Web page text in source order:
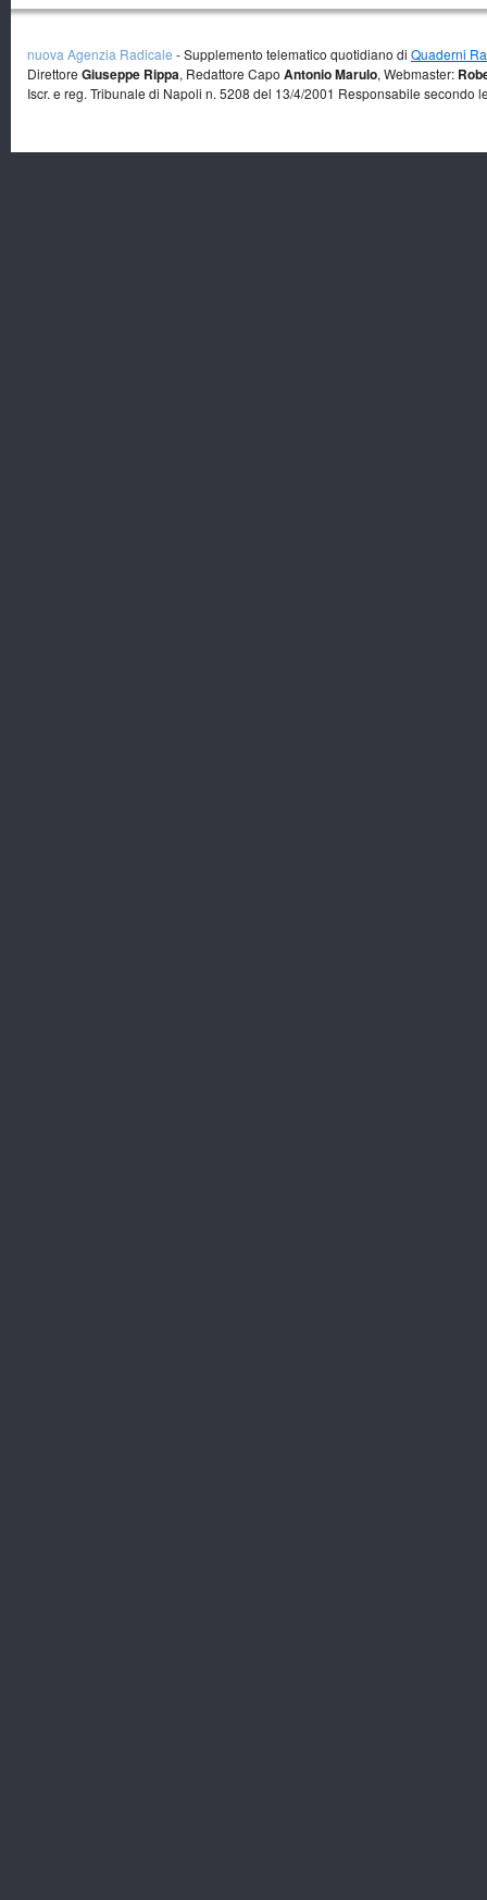
nuova Agenzia Radicale - Supplemento telematico quotidiano di Quaderni
Direttore Giuseppe Rippa, Redattore Capo Antonio Marulo, Webmaster:
Iscr. e reg. Tribunale di Napoli n. 5208 del 13/4/2001 Responsabile secondo